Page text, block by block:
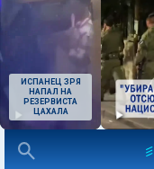
ИСПАНЕЦ ЗРЯ
НАПАЛ НА
РЕЗЕРВИСТА
ЦАХАЛА